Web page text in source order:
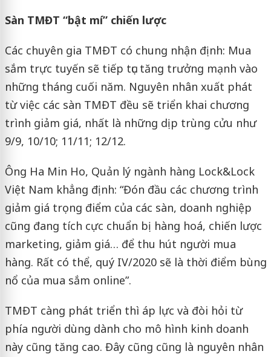
Sàn TMĐT “bật mí” chiến lược
Các chuyên gia TMĐT có chung nhận định: Mua
sắm trực tuyến sẽ tiếp tục tăng trưởng mạnh vào
những tháng cuối năm. Nguyên nhân xuất phát
từ việc các sàn TMĐT đều sẽ triển khai chương
trình giảm giá, nhất là những dịp trùng cửu như
9/9, 10/10; 11/11; 12/12.
Ông Ha Min Ho, Quản lý ngành hàng Lock&Lock
Việt Nam khẳng định: “Đón đầu các chương trình
giảm giá trọng điểm của các sàn, doanh nghiệp
cũng đang tích cực chuẩn bị hàng hoá, chiến lược
marketing, giảm giá… để thu hút người mua
hàng. Rất có thể, quý IV/2020 sẽ là thời điểm bùng
nổ của mua sắm online”.
TMĐT càng phát triển thì áp lực và đòi hỏi từ
phía người dùng dành cho mô hình kinh doanh
này cũng tăng cao. Đây cũng cũng là nguyên nhân